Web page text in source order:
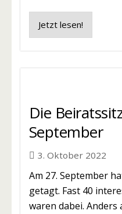
Jetzt lesen!
Die
September
3. Oktober 2022
Am 27. September
getagt. Fast 40
waren dabei. Anders